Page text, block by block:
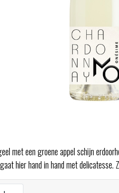
met een groene appel schijn
hier hand in hand met